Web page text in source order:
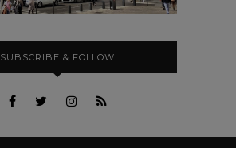
SUBSCRIBE & FOLLOW